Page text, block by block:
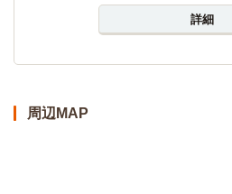
詳細
周辺MAP